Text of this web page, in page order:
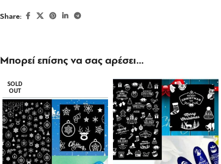
Share:
Μπορεί επίσης να σας αρέσει…
SOLD
OUT